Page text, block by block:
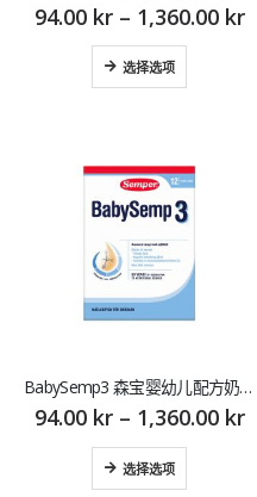
94.00 kr– 1,360.00 kr
选择选项
BabySemp3 森宝婴幼儿配方奶粉（12月-18月龄）新三段
94.00 kr– 1,360.00 kr
选择选项